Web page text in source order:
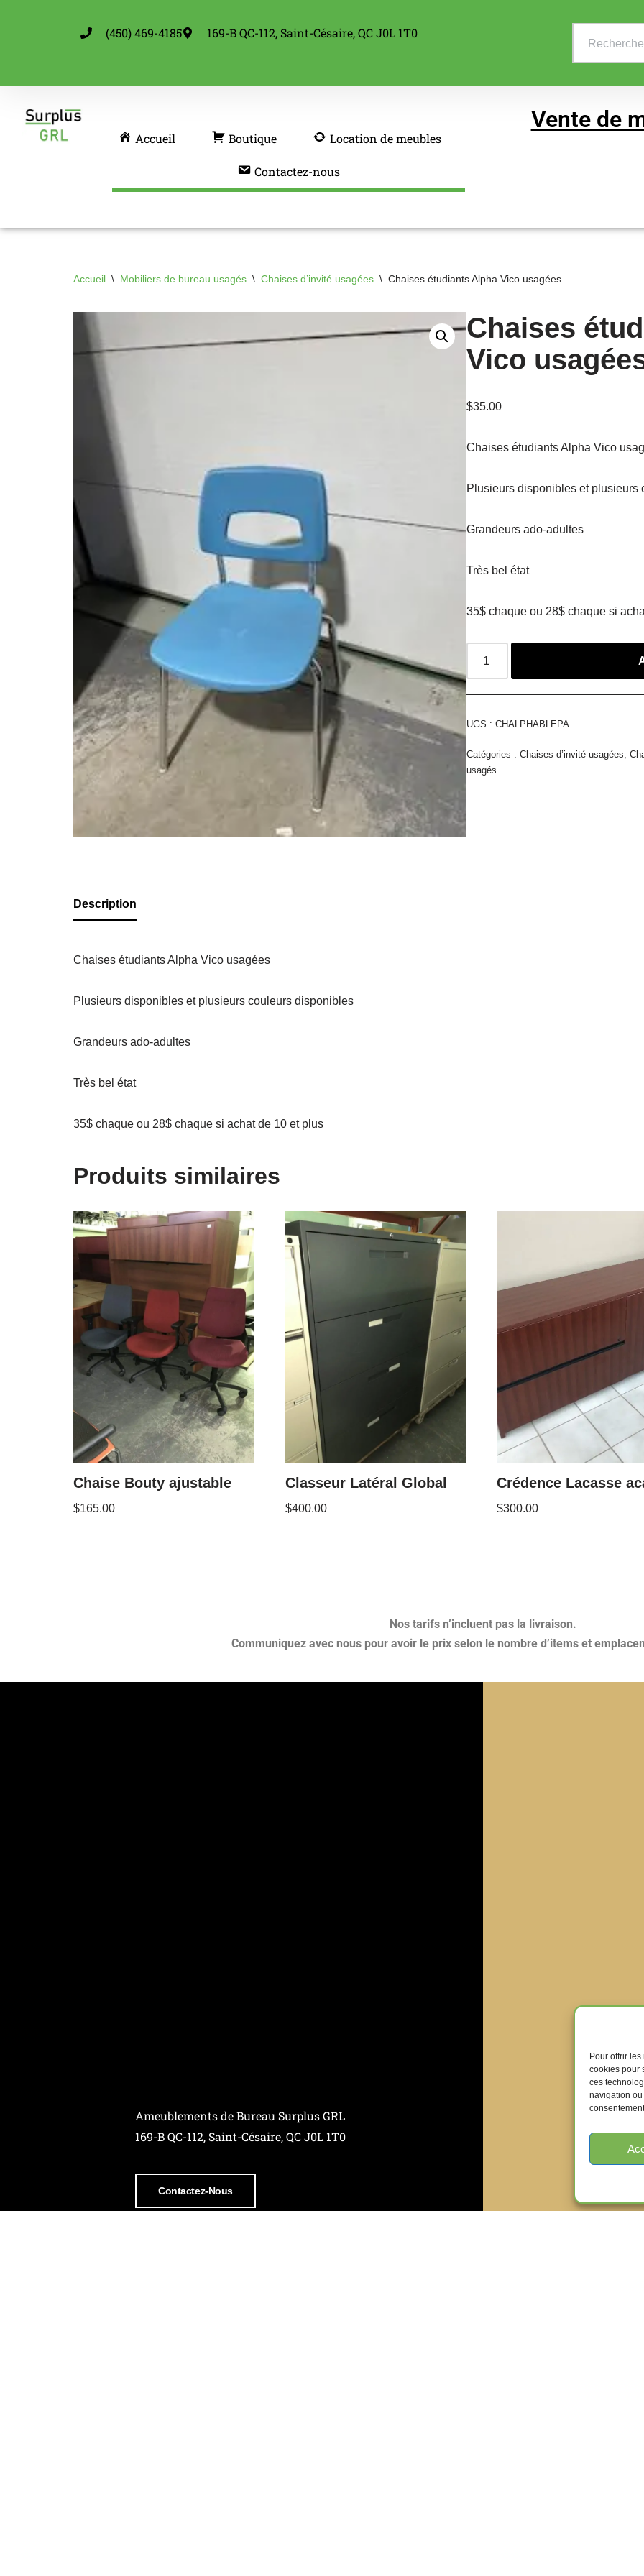
Pour offrir
cookies pour
ces
navigation ou
(450) 469-4185 169-B QC-112, Saint-Césaire, QC J0L 1T0
Accueil Boutique Location de meubles
Contactez-nous
Vente de
Accueil \ Mobiliers de bureau usagés \ Chaises d’invité usagées \ Chaises étudiants Alpha Vico usagées
Chaises
Vico
$35.00
Chaises étudiants Alpha Vico
Plusieurs disponibles et plusieurs
Grandeurs ado-adultes
Très bel état
35$ chaque ou 28$ chaque si
UGS :CHALPHABLEPA
Catégories :Chaises d’invité usagées,
usagés
Description
Chaises étudiants Alpha Vico usagées
Plusieurs disponibles et plusieurs couleurs disponibles
Grandeurs ado-adultes
Très bel état
35$ chaque ou 28$ chaque si achat de 10 et plus
Produits similaires
Chaise Bouty ajustable
$165.00
Classeur Latéral Global
$400.00
Crédence Lacasse
$300.00
Nos tarifs n’incluent pas la livraison.
Communiquez avec nous pour avoir le prix selon le nombre d’items et
Ameublements de Bureau Surplus GRL
169-B QC-112, Saint-Césaire, QC J0L 1T0
Contactez-Nous